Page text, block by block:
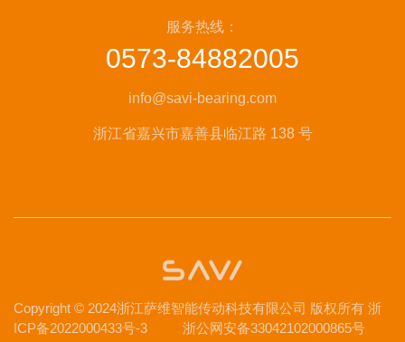
服务热线：
0573-84882005
info@savi-bearing.com
浙江省嘉兴市嘉善县临江路 138 号
Copyright © 2024浙江萨维智能传动科技有限公司 版权所有 浙
ICP备2022000433号-3
浙公网安备33042102000865号